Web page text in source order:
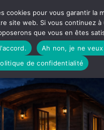
cookies pour vous garantir la
site web. Si vous continuez à
que vous en êtes
Ah non, je ne
de confidentialité